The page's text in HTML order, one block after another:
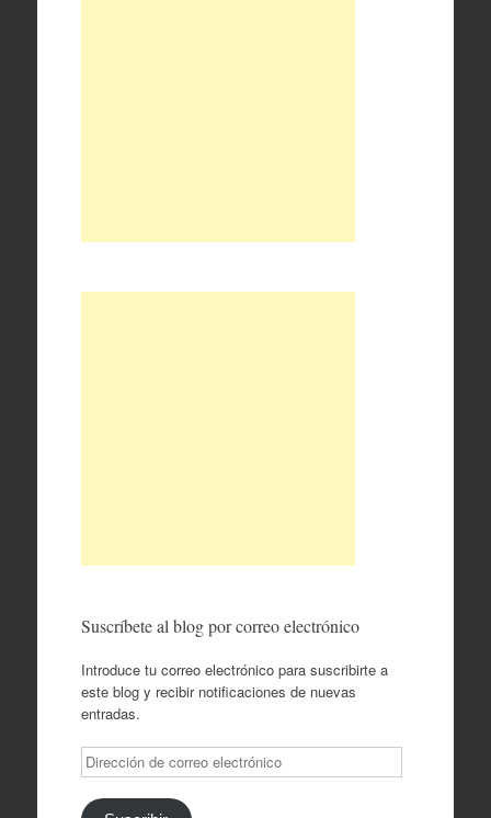
Suscríbete al blog por correo electrónico
Introduce tu correo electrónico para suscribirte a
este blog y recibir notificaciones de nuevas
entradas.
Dirección
de
correo